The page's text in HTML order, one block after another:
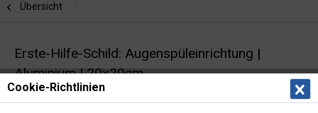
Übersicht
Erste-Hilfe-Schild: Augenspüleinrichtung |
Aluminium | 20x20cm
Rettungszeichen | Fahnenschild | ASR/ISO |
Cookie-Richtlinien